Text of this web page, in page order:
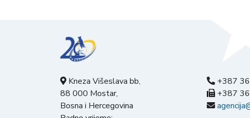
Kneza Višeslava bb,
88 000 Mostar,
Bosna i Hercegovina
+387
+387